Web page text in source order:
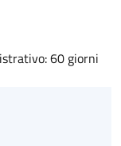
60 giorni